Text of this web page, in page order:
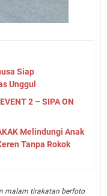
Siap
Unggul
2 – SIPA ON
Melindungi Anak
Tanpa Rokok
malam tirakatan berfoto